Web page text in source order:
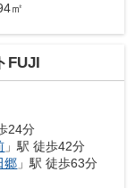
㎡
FUJI
24分
」駅 徒歩42分
郷 」駅 徒歩63分